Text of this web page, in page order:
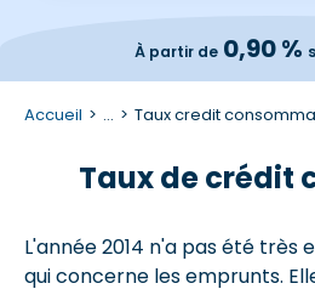
À partir de0,90 %
Accueil ... Taux credit
Taux de crédit
L'année 2014 n'a pas été très
qui concerne les emprunts.